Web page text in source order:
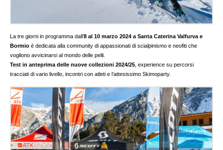
La tre giorni in programma dall’8 al 10 marzo 2024 a Santa Caterina Valfurva e
Bormio è dedicata alla community di appassionati di scialpinismo e neofiti che
vogliono avvicinarsi al mondo delle pelli.
Test in anteprima delle nuove collezioni 2024/25 , experience su percorsi
tracciati di vario livello, incontri con atleti e l’attesissimo Skimoparty.